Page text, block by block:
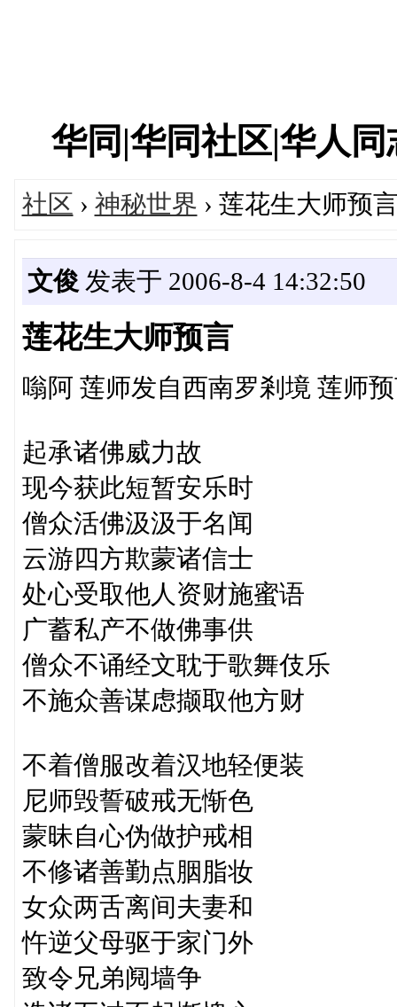
华同|华同社区|华人
社区 › 神秘世界 › 莲花生大师预
文俊 发表于 2006-8-4 14:32:50
莲花生大师预言
嗡阿 莲师发自西南罗剎境 莲师
起承诸佛威力故
现今获此短暂安乐时
僧众活佛汲汲于名闻
云游四方欺蒙诸信士
处心受取他人资财施蜜语
广蓄私产不做佛事供
僧众不诵经文耽于歌舞伎乐
不施众善谋虑撷取他方财
不着僧服改着汉地轻便装
尼师毁誓破戒无惭色
蒙昧自心伪做护戒相
不修诸善勤点胭脂妆
女众两舌离间夫妻和
忤逆父母驱于家门外
致令兄弟阋墙争